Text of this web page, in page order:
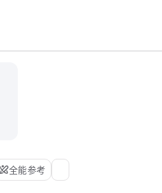
全能参考